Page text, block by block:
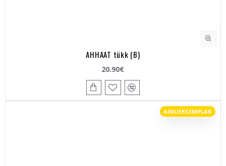
AHHAAT tükk (B)
20.90€
AINUEKSEMPLAR